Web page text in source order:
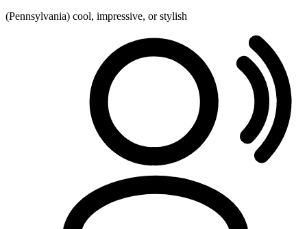
(Pennsylvania) cool, impressive, or stylish